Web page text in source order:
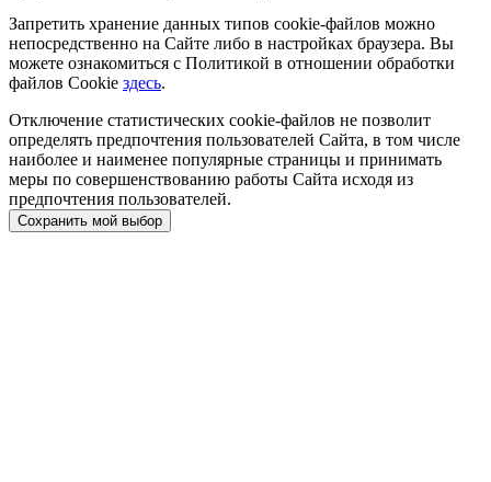
Запретить хранение данных типов cookie-файлов можно
непосредственно на Сайте либо в настройках браузера. Вы
можете ознакомиться с Политикой в отношении обработки
файлов Cookie здесь.
Отключение статистических cookie-файлов не позволит
определять предпочтения пользователей Сайта, в том числе
наиболее и наименее популярные страницы и принимать
меры по совершенствованию работы Сайта исходя из
предпочтения пользователей.
Сохранить мой выбор